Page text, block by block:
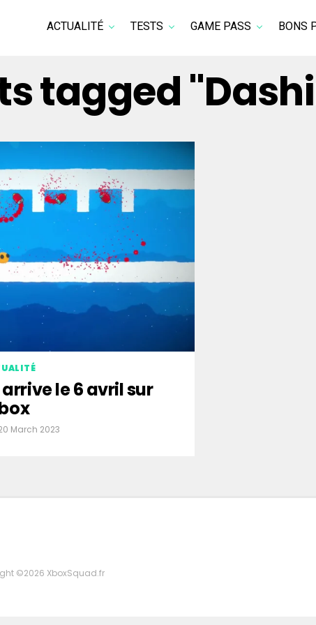
ACTUALITÉ TESTS GAME PASS BONS
tagged
le 6 avril sur
March 2023
©2026 XboxSquad.fr